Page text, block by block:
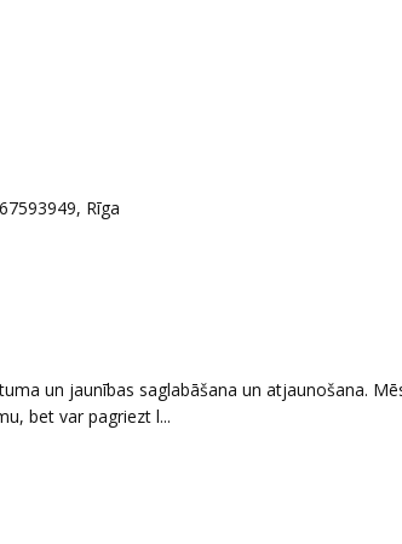
, Rīga
un jaunības saglabāšana un atjaunošana.
bet var pagriezt l...